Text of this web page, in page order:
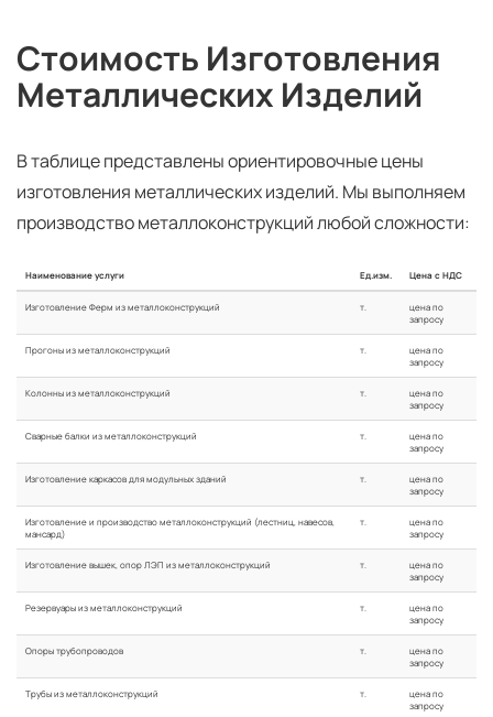
Стоимость Изготовления
Металлических Изделий
В таблице представлены ориентировочные цены
изготовления металлических изделий. Мы выполняем
производство металлоконструкций любой сложности:
Наименование услуги Ед.изм. Цена с НДС
Изготовление Ферм из металлоконструкций т.
цена по
запросу
Прогоны из металлоконструкций т.
цена по
запросу
Колонны из металлоконструкций т.
цена по
запросу
Сварные балки из металлоконструкций т.
цена по
запросу
Изготовление каркасов для модульных зданий т.
цена по
запросу
Изготовление и производство металлоконструкций (лестниц, навесов,
мансард)
т.
цена по
запросу
Изготовление вышек, опор ЛЭП из металлоконструкций т.
цена по
запросу
Резервуары из металлоконструкций т.
цена по
запросу
Опоры трубопроводов т.
цена по
запросу
Трубы из металлоконструкций т.
цена по
запросу